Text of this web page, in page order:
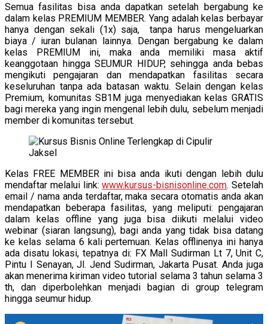
Semua fasilitas bisa anda dapatkan setelah bergabung ke
dalam kelas PREMIUM MEMBER. Yang adalah kelas berbayar
hanya dengan sekali (1x) saja, tanpa harus mengeluarkan
biaya / iuran bulanan lainnya. Dengan bergabung ke dalam
kelas PREMIUM ini, maka anda memiliki masa aktif
keanggotaan hingga SEUMUR HIDUP, sehingga anda bebas
mengikuti pengajaran dan mendapatkan fasilitas secara
keseluruhan tanpa ada batasan waktu. Selain dengan kelas
Premium, komunitas SB1M juga menyediakan kelas GRATIS
bagi mereka yang ingin mengenal lebih dulu, sebelum menjadi
member di komunitas tersebut.
Kelas FREE MEMBER ini bisa anda ikuti dengan lebih dulu
mendaftar melalui link:www.kursus-bisnisonline.com. Setelah
email / nama anda terdaftar, maka secara otomatis anda akan
mendapatkan beberapa fasilitas, yang meliputi: pengajaran
dalam kelas offline yang juga bisa diikuti melalui video
webinar (siaran langsung), bagi anda yang tidak bisa datang
ke kelas selama 6 kali pertemuan. Kelas offlinenya ini hanya
ada disatu lokasi, tepatnya di: FX Mall Sudirman Lt 7, Unit C,
Pintu I Senayan, Jl. Jend Sudirman, Jakarta Pusat. Anda juga
akan menerima kiriman video tutorial selama 3 tahun selama 3
th, dan diperbolehkan menjadi bagian di group telegram
hingga seumur hidup.